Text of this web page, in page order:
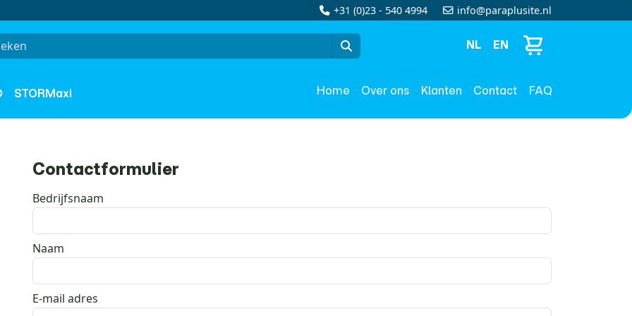
+31 (0)23 - 540 4994 info@paraplusite.nl
NL EN
STORMaxi Home Over ons Klanten Contact FAQ
Contactformulier
Bedrijfsnaam
Naam
E-mail adres